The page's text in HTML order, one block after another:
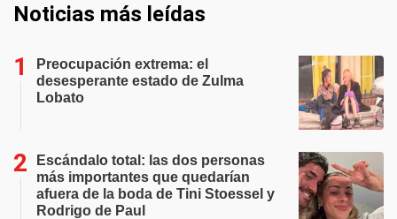
Noticias más leídas
Preocupación extrema: el
desesperante estado de Zulma
Lobato
Escándalo total: las dos personas
más importantes que quedarían
afuera de la boda de Tini Stoessel y
Rodrigo de Paul